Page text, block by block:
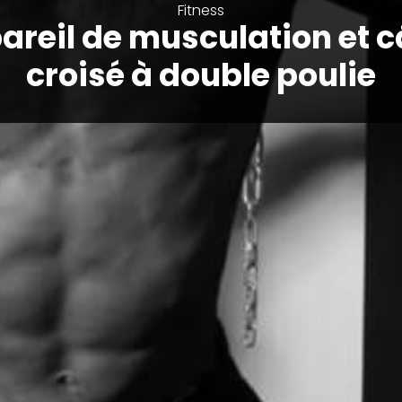
Fitness
de musculation et
croisé à double poulie